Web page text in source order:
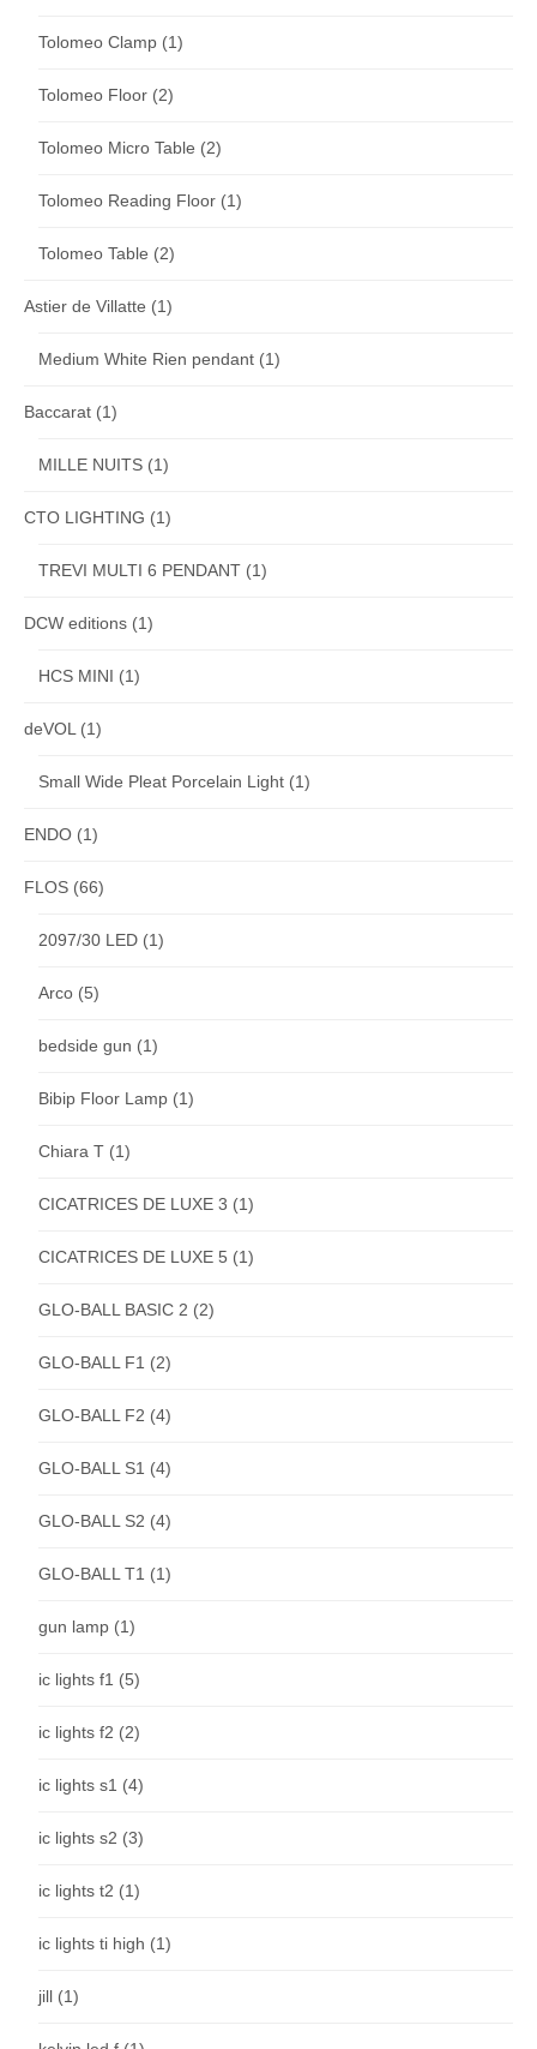
Tolomeo Clamp (1)
Tolomeo Floor (2)
Tolomeo Micro Table (2)
Tolomeo Reading Floor (1)
Tolomeo Table (2)
Astier de Villatte (1)
Medium White Rien pendant (1)
Baccarat (1)
MILLE NUITS (1)
CTO LIGHTING (1)
TREVI MULTI 6 PENDANT (1)
DCW editions (1)
HCS MINI (1)
deVOL(1)
Small Wide Pleat Porcelain Light (1)
ENDO (1)
FLOS (66)
2097/30 LED (1)
Arco (5)
bedside gun (1)
Bibip Floor Lamp (1)
Chiara T (1)
CICATRICES DE LUXE 3 (1)
CICATRICES DE LUXE 5 (1)
GLO-BALL BASIC 2 (2)
GLO-BALL F1 (2)
GLO-BALL F2 (4)
GLO-BALL S1 (4)
GLO-BALL S2 (4)
GLO-BALL T1 (1)
gun lamp (1)
ic lights f1 (5)
ic lights f2 (2)
ic lights s1 (4)
ic lights s2 (3)
ic lights t2 (1)
ic lights ti high (1)
jill (1)